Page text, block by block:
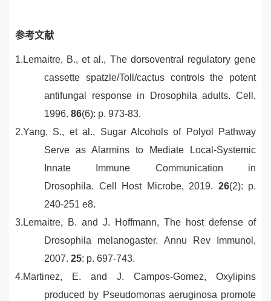
参考文献
1. Lemaitre, B., et al., The dorsoventral regulatory gene
cassette spatzle/Toll/cactus controls the potent
antifungal response in Drosophila adults. Cell,
1996. 86(6): p. 973-83.
2.Yang, S., et al., Sugar Alcohols of Polyol Pathway
Serve as Alarmins to Mediate Local-Systemic
Innate Immune Communication in
Drosophila. Cell Host Microbe, 2019. 26(2): p.
240-251 e8.
3. Lemaitre, B. and J. Hoffmann, The host defense of
Drosophila melanogaster. Annu Rev Immunol,
2007. 25: p. 697-743.
4.Martinez, E. and J. Campos-Gomez, Oxylipins
produced by Pseudomonas aeruginosa promote